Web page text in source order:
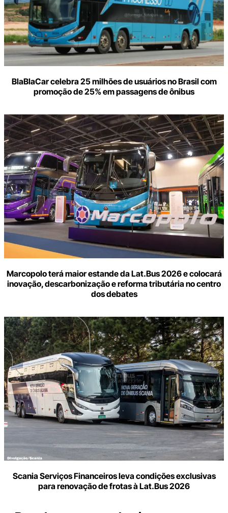
BlaBlaCar celebra 25 milhões de usuários no Brasil com
promoção de 25% em passagens de ônibus
Marcopolo terá maior estande da Lat.Bus 2026 e colocará
inovação, descarbonização e reforma tributária no centro
dos debates
Scania Serviços Financeiros leva condições exclusivas
para renovação de frotas à Lat.Bus 2026